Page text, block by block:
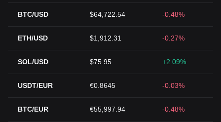
BTC/USD $64,722.54 -0.48%
ETH/USD $1,912.31 -0.27%
SOL/USD $75.95 +2.09%
USDT/EUR €0.8645 -0.03%
BTC/EUR €55,997.94 -0.48%